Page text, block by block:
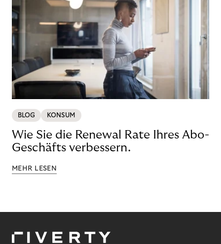
BLOG KONSUM
Wie Sie die Renewal Rate Ihres Abo-
Geschäfts verbessern.
MEHR LESEN